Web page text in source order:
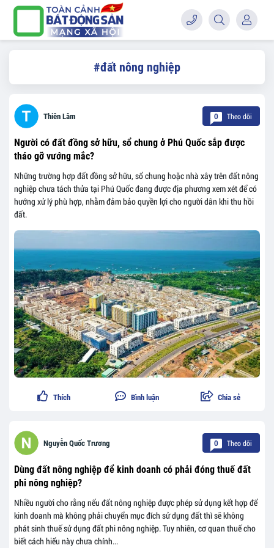
#đất nông nghiệp
Thiên Lâm 0 Theo dõi
Người có đất đồng sở hữu, sổ chung ở Phú Quốc sắp được
tháo gỡ vướng mắc?
Những trường hợp đất đồng sở hữu, sổ chung hoặc nhà xây trên đất nông
nghiệp chưa tách thửa tại Phú Quốc đang được địa phương xem xét để có
hướng xử lý phù hợp, nhằm đảm bảo quyền lợi cho người dân khi thu hồi
đất.
Thích Bình luận Chia sẻ
Nguyễn Quốc Trương 0 Theo dõi
Dùng đất nông nghiệp để kinh doanh có phải đóng thuế đất
phi nông nghiệp?
Nhiều người cho rằng nếu đất nông nghiệp được phép sử dụng kết hợp để
kinh doanh mà không phải chuyển mục đích sử dụng đất thì sẽ không
phát sinh thuế sử dụng đất phi nông nghiệp. Tuy nhiên, cơ quan thuế cho
biết cách hiểu này chưa chính...